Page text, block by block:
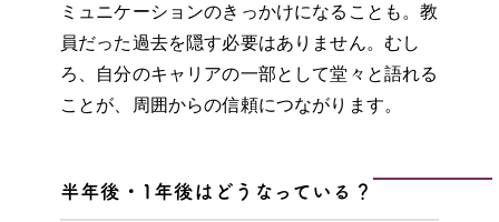
ミュニケーションのきっかけになることも。教
員だった過去を隠す必要はありません。むし
ろ、自分のキャリアの一部として堂々と語れる
ことが、周囲からの信頼につながります。
半年後・1年後はどうなっている？